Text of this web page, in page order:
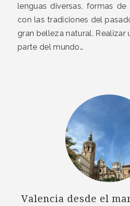
lenguas diversas, formas
con las tradiciones del
gran belleza natural. Realizar
parte del mundo…
Valencia desde el